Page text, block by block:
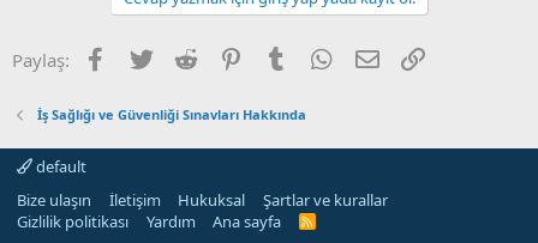
Paylaş: Facebook
Twitter Reddit PinterestTumblr WhatsApp
E-posta
İş Sağlığı ve Güvenliği Sınavları Hakkında
default
Bize ulaşın
İletişim Hukuksal
Şartlar ve kurallar
Gizlilik politikası
Yardım Ana sayfa
R